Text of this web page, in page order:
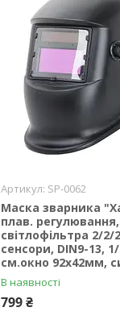
SP-0062
Маска зварника
плав.
світлофільтра 2/2/
сенсори, DIN9-13,
см.окно 92х42мм,
В наявності
799 ₴